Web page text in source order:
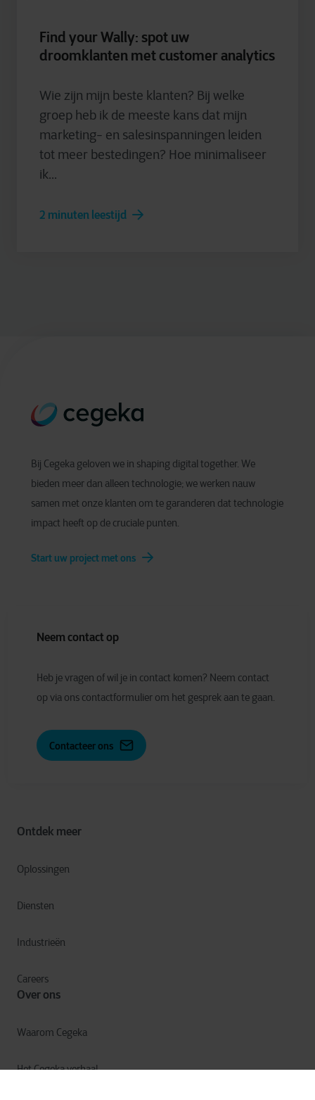
Find your Wally: spot uw
droomklanten met customer analytics
Wie zijn mijn beste klanten? Bij welke
groep heb ik de meeste kans dat mijn
marketing- en salesinspanningen leiden
tot meer bestedingen? Hoe minimaliseer
ik...
2 minuten leestijd
Bij Cegeka geloven we in shaping digital together. We
bieden meer dan alleen technologie; we werken nauw
samen met onze klanten om te garanderen dat technologie
impact heeft op de cruciale punten.
Start uw project met ons
Ontdek meer
Oplossingen
Diensten
Industrieën
Careers
Over ons
Waarom Cegeka
Het Cegeka verhaal
Neem contact op
Heb je vragen of wil je in contact komen? Neem contact
op via ons contactformulier om het gesprek aan te gaan.
Contacteer ons